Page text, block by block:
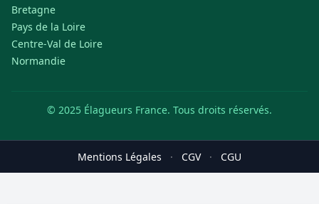
Bretagne
Pays de la Loire
Centre-Val de Loire
Normandie
© 2025 Élagueurs France. Tous droits réservés.
Mentions Légales · CGV · CGU